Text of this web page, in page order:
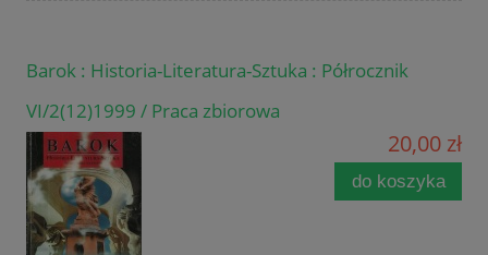
Barok : Historia-Literatura-Sztuka : Półrocznik
VI/2(12)1999 / Praca zbiorowa
20,00 zł
do koszyka